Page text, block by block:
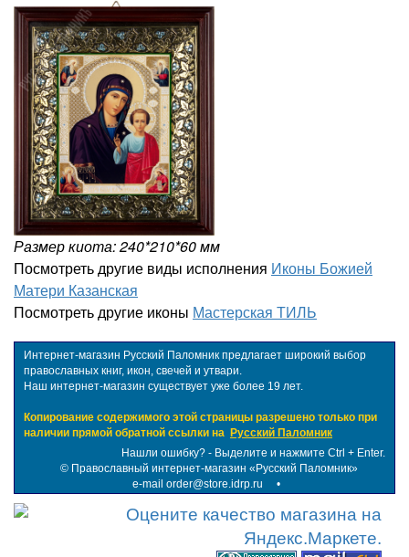
Размер киота: 240*210*60 мм
Посмотреть другие виды исполнения Иконы Божией
Матери Казанская
Посмотреть другие иконы Мастерская ТИЛЬ
Интернет-магазин Русский Паломник предлагает широкий выбор
православных книг, икон, свечей и утвари.
Наш интернет-магазин существует уже более 19 лет.
Копирование содержимого этой страницы разрешено только при
наличии прямой обратной ссылки на Русский Паломник
Нашли ошибку? - Выделите и нажмите Ctrl + Enter.
© Православный интернет-магазин «Русский Паломник»
e-mail order@store.idrp.ru •